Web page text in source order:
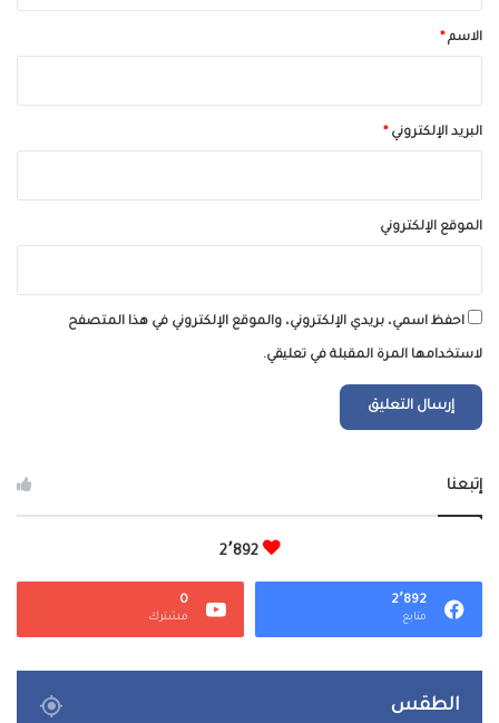
*الاسم*
البريد الإلكتروني*
الموقع الإلكتروني
احفظ اسمي، بريدي الإلكتروني، والموقع الإلكتروني في هذا المتصفح
لاستخدامها المرة المقبلة في تعليقي.
إتبعنا
2٬892
2٬892
متابع
0
مشترك
الطقس